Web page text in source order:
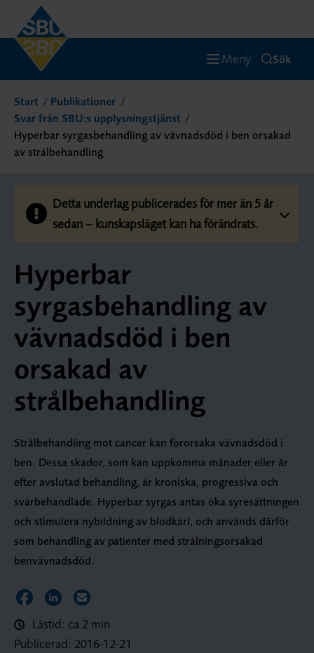
Meny Sök
Start
Publikationer
Svar från SBU:s upplysningstjänst
Hyperbar syrgasbehandling av vävnadsdöd i ben orsakad
av strålbehandling
Detta underlag publicerades för mer än 5 år
sedan – kunskapsläget kan ha förändrats.
Hyperbar
syrgasbehandling av
vävnadsdöd i ben
orsakad av
strålbehandling
Strålbehandling mot cancer kan förorsaka vävnadsdöd i
ben. Dessa skador, som kan uppkomma månader eller år
efter avslutad behandling, är kroniska, progressiva och
svårbehandlade. Hyperbar syrgas antas öka syresättningen
och stimulera nybildning av blodkärl, och används därför
som behandling av patienter med strålningsorsakad
benvävnadsdöd.
Dela sidan på Facebook
Dela sidan på LinkedIn
Dela sidan via E-post
Lästid: ca 2 min
Publicerad: 2016-12-21